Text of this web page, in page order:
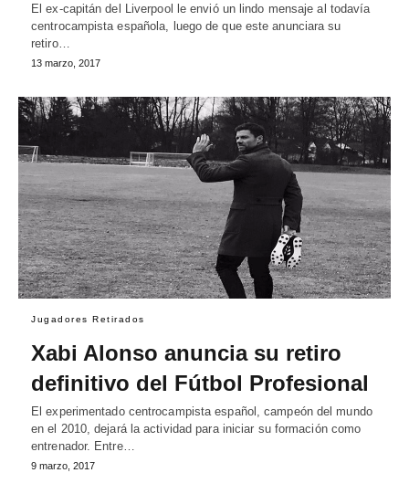
El ex-capitán del Liverpool le envió un lindo mensaje al todavía
centrocampista española, luego de que este anunciara su
retiro…
13 marzo, 2017
Jugadores Retirados
Xabi Alonso anuncia su retiro
definitivo del Fútbol Profesional
El experimentado centrocampista español, campeón del mundo
en el 2010, dejará la actividad para iniciar su formación como
entrenador. Entre…
9 marzo, 2017